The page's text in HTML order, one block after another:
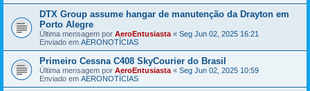
DTX Group assume hangar de manutenção da Drayton em
Porto Alegre
Última mensagem por AeroEntusiasta « Seg Jun 02, 2025 16:21
Enviado em AERONOTÍCIAS
Primeiro Cessna C408 SkyCourier do Brasil
Última mensagem por AeroEntusiasta « Seg Jun 02, 2025 10:59
Enviado em AERONOTÍCIAS